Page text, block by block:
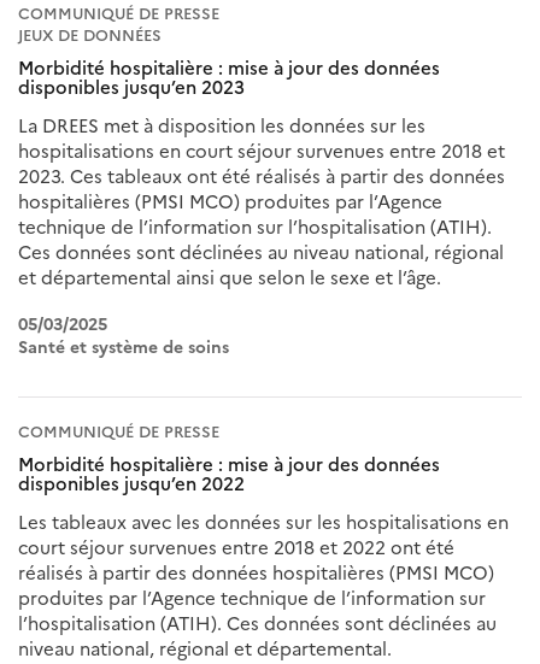
COMMUNIQUÉ DE PRESSE
JEUX DE DONNÉES
Morbidité hospitalière : mise à jour des données
disponibles jusqu’en 2023
La DREES met à disposition les données sur les
hospitalisations en court séjour survenues entre 2018 et
2023. Ces tableaux ont été réalisés à partir des données
hospitalières (PMSI MCO) produites par l’Agence
technique de l’information sur l’hospitalisation (ATIH).
Ces données sont déclinées au niveau national, régional
et départemental ainsi que selon le sexe et l’âge.
05/03/2025
Santé et système de soins
COMMUNIQUÉ DE PRESSE
Morbidité hospitalière : mise à jour des données
disponibles jusqu’en 2022
Les tableaux avec les données sur les hospitalisations en
court séjour survenues entre 2018 et 2022 ont été
réalisés à partir des données hospitalières (PMSI MCO)
produites par l’Agence technique de l’information sur
l’hospitalisation (ATIH). Ces données sont déclinées au
niveau national, régional et départemental.